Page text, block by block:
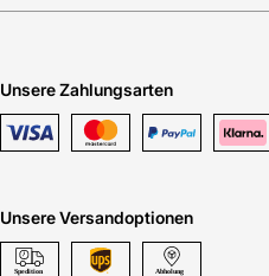
Unsere Zahlungsarten
Unsere Versandoptionen